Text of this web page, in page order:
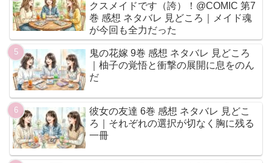
クスメイドです（誇）！@COMIC 第7
巻 感想 ネタバレ 見どころ｜メイド魂
が今回も全力だった
鬼の花嫁 9巻 感想 ネタバレ 見どころ
｜柚子の覚悟と衝撃の展開に息をのん
だ
彼女の友達 6巻 感想 ネタバレ 見どこ
ろ｜それぞれの選択が切なく胸に残る
一冊